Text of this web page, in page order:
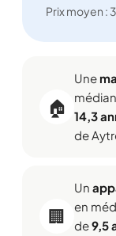
Prix moyen :
🏠
Une
14,3
de
🏢
Un
en
de9,5